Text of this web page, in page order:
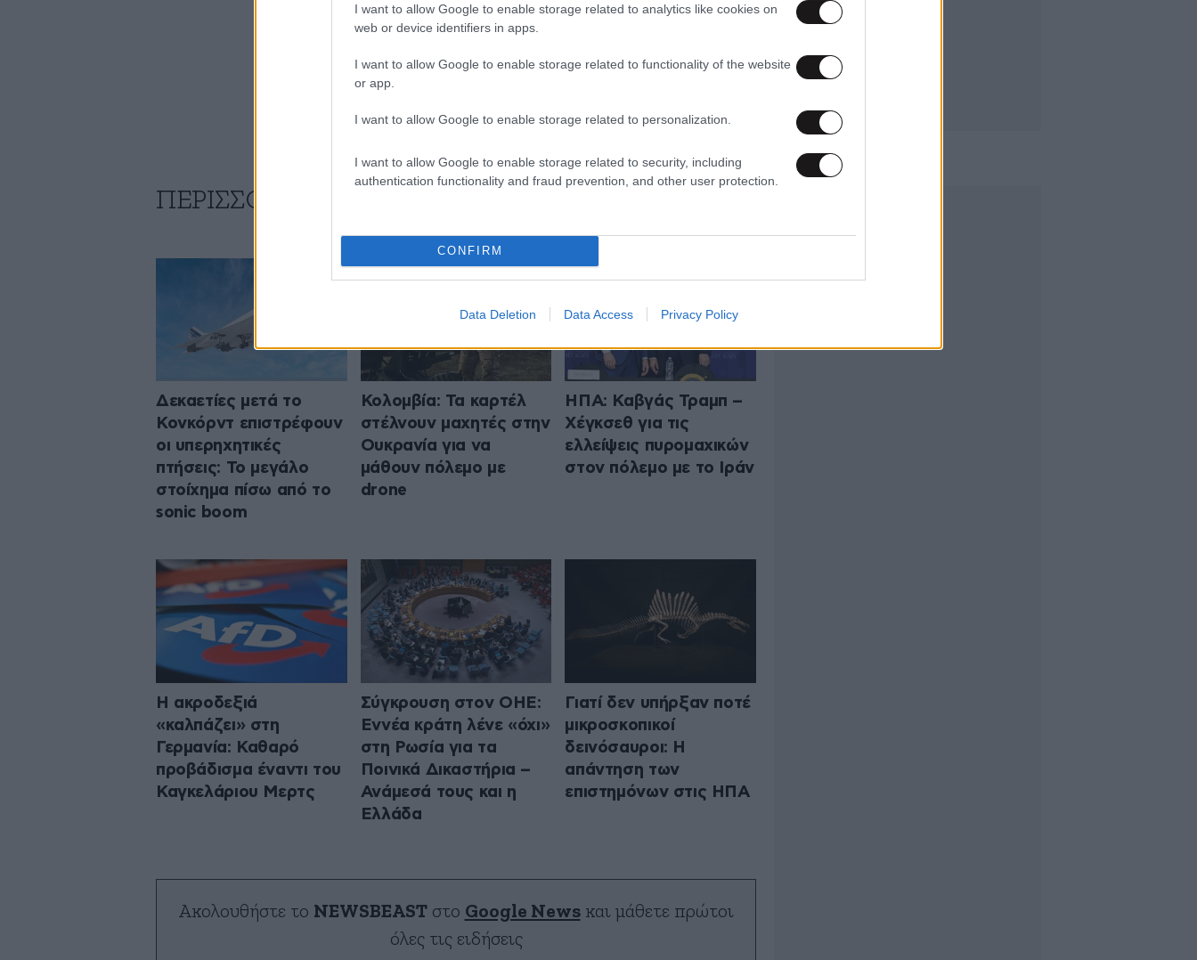
I want to allow Google to enable storage related to analytics like cookies on
web or device identifiers in apps.
I want to allow Google to enable storage related to functionality of the website
or app.
I want to allow Google to enable storage related to personalization.
I want to allow Google to enable storage related to security, including
authentication functionality and fraud prevention, and other user protection.
CONFIRM
Data Deletion Data Access Privacy Policy
ΠΕΡΙΣΣΟΤΕΡΑ ΑΠΟ ΤΟΝ ΚΟΣΜΟ
Δεκαετίες μετά το
Κονκόρντ επιστρέφουν
οι υπερηχητικές
πτήσεις: Το μεγάλο
στοίχημα πίσω από το
sonic boom
Κολομβία: Τα καρτέλ
στέλνουν μαχητές στην
Ουκρανία για να
μάθουν πόλεμο με
drone
ΗΠΑ: Καβγάς Τραμπ –
Χέγκσεθ για τις
ελλείψεις πυρομαχικών
στον πόλεμο με το Ιράν
Η ακροδεξιά
«καλπάζει» στη
Γερμανία: Καθαρό
προβάδισμα έναντι του
Καγκελάριου Μερτς
Σύγκρουση στον ΟΗΕ:
Εννέα κράτη λένε «όχι»
στη Ρωσία για τα
Ποινικά Δικαστήρια –
Ανάμεσά τους και η
Ελλάδα
Γιατί δεν υπήρξαν ποτέ
μικροσκοπικοί
δεινόσαυροι: Η
απάντηση των
επιστημόνων στις ΗΠΑ
Ακολουθήστε το NEWSBEASTστο Google Newsκαι μάθετε πρώτοι
όλες τις ειδήσεις